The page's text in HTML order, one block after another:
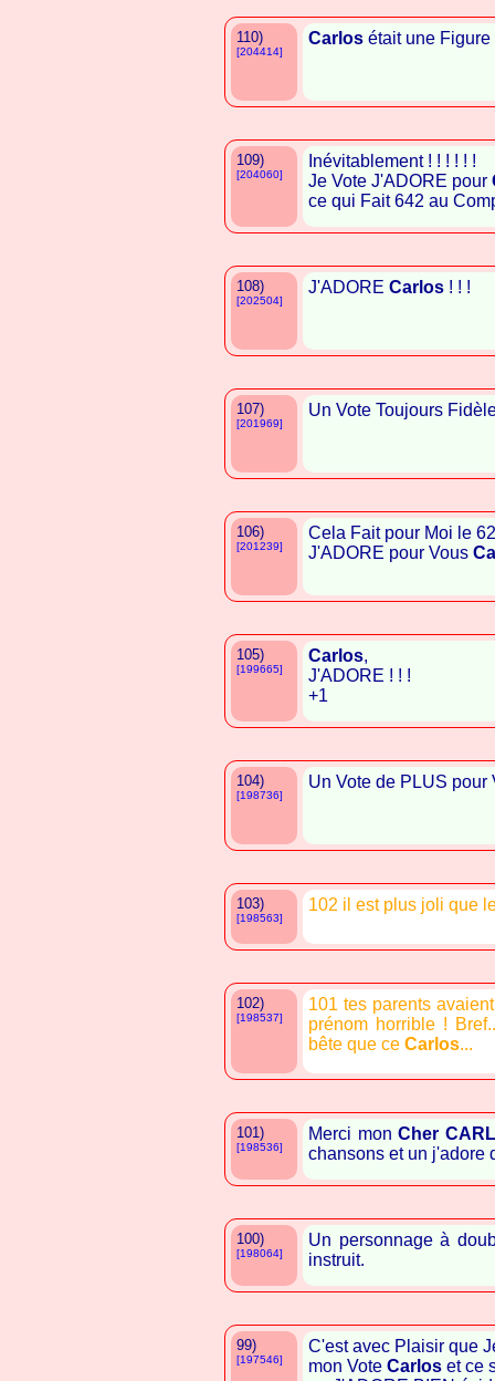
110)
[204414]
Carlos était une
109)
[204060]
Inévitablement ! ! ! ! ! !
Je Vote J'ADORE pour
ce qui Fait 642 au
108)
[202504]
J'ADORE Carlos ! ! !
107)
[201969]
Un Vote Toujours
106)
[201239]
Cela Fait pour Moi le
J'ADORE pour Vous
105)
[199665]
Carlos,
J'ADORE ! ! !
+1
104)
[198736]
Un Vote de PLUS pour
103)
[198563]
102 il est plus joli que
102)
[198537]
101 tes parents
prénom horrible !
bête que ce Carlos...
101)
[198536]
Merci mon Cher
chansons et un j'adore
100)
[198064]
Un personnage à
instruit.
99)
[197546]
C'est avec Plaisir que
mon Vote Carlos et ce